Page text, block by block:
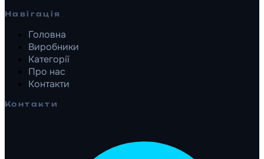
Навігація
Головна
Виробники
Категорії
Про нас
Контакти
Контакти